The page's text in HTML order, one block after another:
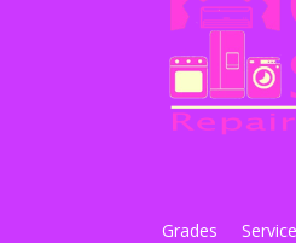
Grades